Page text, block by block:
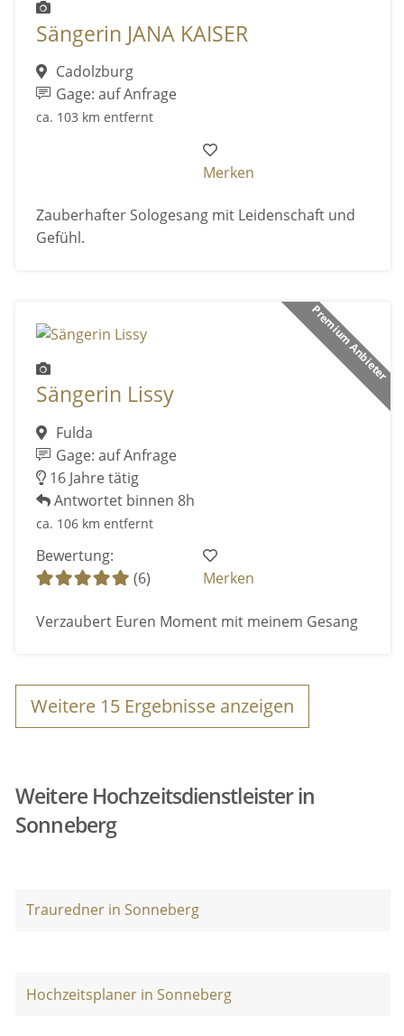
Sängerin JANA KAISER
Cadolzburg
Gage: auf Anfrage
ca. 103 km entfernt
Merken
Zauberhafter Sologesang mit Leidenschaft und
Gefühl.
Premium Anbieter
Sängerin Lissy
Fulda
Gage: auf Anfrage
16 Jahre tätig
Antwortet binnen 8h
ca. 106 km entfernt
Bewertung:
(6)
Merken
Verzaubert Euren Moment mit meinem Gesang
Weitere 15 Ergebnisse anzeigen
Weitere Hochzeitsdienstleister in
Sonneberg
Trauredner in Sonneberg
Hochzeitsplaner in Sonneberg